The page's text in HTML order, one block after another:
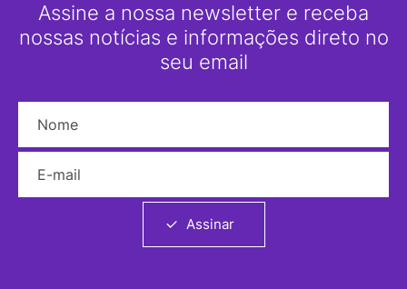
Assine a nossa newsletter e receba
nossas notícias e informações direto no
seu email
Assinar